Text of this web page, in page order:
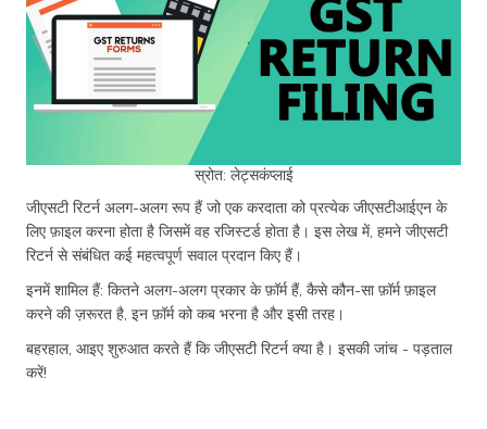
स्रोत: लेट्सकंप्लाई
जीएसटी रिटर्न अलग-अलग रूप हैं जो एक करदाता को प्रत्येक जीएसटीआईएन के
लिए फ़ाइल करना होता है जिसमें वह रजिस्टर्ड होता है। इस लेख में, हमने जीएसटी
रिटर्न से संबंधित कई महत्वपूर्ण सवाल प्रदान किए हैं।
इनमें शामिल हैं: कितने अलग-अलग प्रकार के फ़ॉर्म हैं, कैसे कौन-सा फ़ॉर्म फ़ाइल
करने की ज़रूरत है, इन फ़ॉर्म को कब भरना है और इसी तरह।
बहरहाल, आइए शुरुआत करते हैं कि जीएसटी रिटर्न क्या है। इसकी जांच - पड़ताल
करें!